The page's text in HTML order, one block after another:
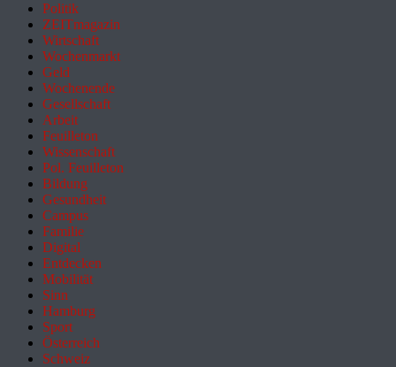
Politik
ZEITmagazin
Wirtschaft
Wochenmarkt
Geld
Wochenende
Gesellschaft
Arbeit
Feuilleton
Wissenschaft
Pol. Feuilleton
Bildung
Gesundheit
Campus
Familie
Digital
Entdecken
Mobilität
Sinn
Hamburg
Sport
Österreich
Schweiz